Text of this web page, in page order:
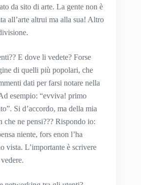
da sito di arte. La gente non è
all’arte altrui ma alla sua! Altro
E dove li vedete? Forse
di quelli più popolari, che
dati per farsi notare nella
esempio: “evviva! primo
Si d’accordo, ma della mia
che ne pensi??? Rispondo io:
niente, fors enon l’ha
vista. L’importante è scrivere